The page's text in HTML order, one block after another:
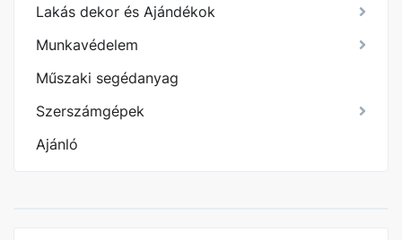
Lakás dekor és Ajándékok
Munkavédelem
Műszaki segédanyag
Szerszámgépek
Ajánló